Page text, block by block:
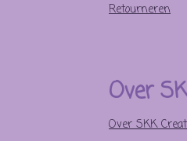
Retourneren
Over
Over SKK